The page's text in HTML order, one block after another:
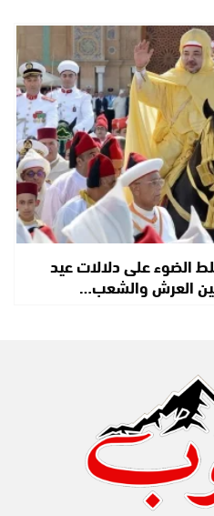
الضوء على دلالات عيد
العرش والشعب…